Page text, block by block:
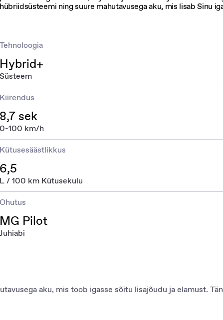
hübriidsüsteemi ning suure mahutavusega aku, mis lisab Sinu
Tehnoloogia
Hybrid+
Süsteem
Kiirendus
8,7 sek
0-100 km/h
Kütusesäästlikkus
6,5
L / 100 km Kütusekulu
Ohutus
MG Pilot
Juhiabi
aku, mis toob igasse sõitu lisajõudu ja elamust.